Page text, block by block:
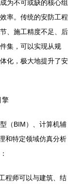
为不可或缺的核心组
率。传统的安防工程
、施工精度不足、后
集，可以实现从规
化，极大地提升了安
擎
（BIM）、计算机辅
和特定领域仿真分析
程师可以与建筑、结